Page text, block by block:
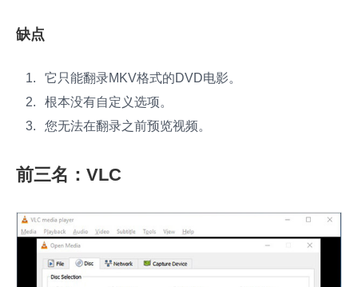
缺点
它只能翻录MKV格式的DVD电影。
根本没有自定义选项。
您无法在翻录之前预览视频。
前三名：VLC